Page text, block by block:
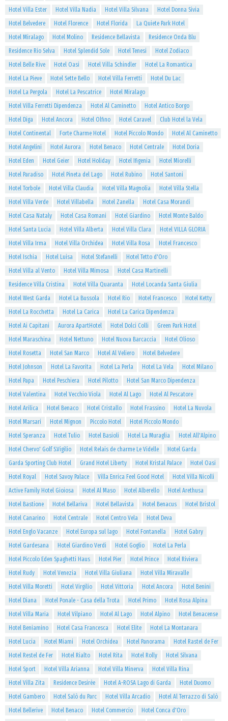
Hotel Villa Ester
Hotel Villa Nadia Hotel Villa Silvana
Hotel Donna Sivia
Hotel Belvedere
Hotel Florence Hotel Florida
La Quiete Park Hotel
Hotel Miralago
Hotel Molino Residence Bellavista
Residence Onda Blu
Residence Rio Selva
Hotel Splendid Sole Hotel Tenesi
Hotel Zodiaco
Hotel Belle Rive
Hotel Oasi Hotel Villa Schindler
Hotel La Romantica
Hotel La Pieve
Hotel Sette Bello Hotel Villa Ferretti
Hotel Du Lac
Hotel La Pergola
Hotel La Pescatrice
Hotel Miralago
Hotel Villa Ferretti Dipendenza
Hotel Al Caminetto
Hotel Antico Borgo
Hotel Diga
Hotel Ancora Hotel Olfino Hotel Caravel
Club Hotel la Vela
Hotel Continental
Forte Charme Hotel Hotel Piccolo Mondo
Hotel Al Caminetto
Hotel Angelini
Hotel Aurora Hotel Benaco Hotel Centrale
Hotel Doria
Hotel Eden
Hotel Geier Hotel Holiday Hotel Ifigenia
Hotel Miorelli
Hotel Paradiso
Hotel Pineta del Lago Hotel Rubino
Hotel Santoni
Hotel Torbole
Hotel Villa Claudia Hotel Villa Magnolia
Hotel Villa Stella
Hotel Villa Verde
Hotel Villabella Hotel Zanella
Hotel Casa Morandi
Hotel Casa Nataly
Hotel Casa Romani Hotel Giardino
Hotel Monte Baldo
Hotel Santa Lucia
Hotel Villa Alberta Hotel Villa Clara
Hotel VILLA GLORIA
Hotel Villa Irma
Hotel Villa Orchidea Hotel Villa Rosa
Hotel Francesco
Hotel Ischia
Hotel Luisa Hotel Stefanelli
Hotel Tetto d'Oro
Hotel Villa al Vento
Hotel Villa Mimosa
Hotel Casa Martinelli
Residence Villa Cristina
Hotel Villa Quaranta
Hotel Locanda Santa Giulia
Hotel West Garda
Hotel La Bussola Hotel Rio Hotel Francesco
Hotel Ketty
Hotel La Rocchetta
Hotel La Carica
Hotel La Carica Dipendenza
Hotel Ai Capitani
Aurora ApartHotel Hotel Dolci Colli
Green Park Hotel
Hotel Maraschina
Hotel Nettuno Hotel Nuova Barcaccia
Hotel Olioso
Hotel Rosetta
Hotel San Marco Hotel Al Veliero
Hotel Belvedere
Hotel Johnson
Hotel La Favorita Hotel La Perla Hotel La Vela
Hotel Milano
Hotel Papa
Hotel Peschiera Hotel Pilotto
Hotel San Marco Dipendenza
Hotel Valentina
Hotel Vecchio Viola Hotel Al Lago
Hotel Al Pescatore
Hotel Arilica
Hotel Benaco Hotel Cristallo Hotel Frassino
Hotel La Nuvola
Hotel Marsari
Hotel Mignon Piccolo Hotel
Hotel Piccolo Mondo
Hotel Speranza
Hotel Tulio Hotel Basioli Hotel La Muraglia
Hotel All'Alpino
Hotel Chervo' Golf S.Vigilio
Hotel Relais de charme Le Videlle
Hotel Garda
Garda Sporting Club Hotel
Grand Hotel Liberty Hotel Kristal Palace
Hotel Oasi
Hotel Royal
Hotel Savoy Palace Villa Enrica Feel Good Hotel
Hotel Villa Nicolli
Active Family Hotel Gioiosa
Hotel Al Maso Hotel Alberello
Hotel Arethusa
Hotel Bastione
Hotel Bellariva Hotel Bellavista Hotel Benacus
Hotel Bristol
Hotel Canarino
Hotel Centrale Hotel Centro Vela
Hotel Deva
Hotel Englo Vacanze
Hotel Europa sul lago Hotel Fontanella
Hotel Gabry
Hotel Gardesana
Hotel Giardino Verdi Hotel Goglio
Hotel La Perla
Hotel Piccolo Eden Spaghetti Haus
Hotel Pier Hotel Prince
Hotel Riviera
Hotel Rudy
Hotel Venezia Hotel Villa Giuliana
Hotel Villa Miravalle
Hotel Villa Moretti
Hotel Virgilio Hotel Vittoria Hotel Ancora
Hotel Benini
Hotel Diana
Hotel Ponale - Casa della Trota Hotel Primo
Hotel Rosa Alpina
Hotel Villa Maria
Hotel Vilpiano Hotel Al Lago Hotel Alpino
Hotel Benacense
Hotel Beniamino
Hotel Casa Francesca Hotel Elite
Hotel La Montanara
Hotel Lucia
Hotel Miami Hotel Orchidea Hotel Panorama
Hotel Rastel de Fer
Hotel Restel de Fer
Hotel Rialto Hotel Rita Hotel Rolly
Hotel Silvana
Hotel Sport
Hotel Villa Arianna Hotel Villa Minerva
Hotel Villa Rina
Hotel Villa Zita
Residence Desirèe Hotel A-ROSA Lago di Garda
Hotel Duomo
Hotel Gambero
Hotel Salò du Parc Hotel Villa Arcadio
Hotel Al Terrazzo di Salò
Hotel Bellerive
Hotel Benaco Hotel Commercio
Hotel Conca d'Oro